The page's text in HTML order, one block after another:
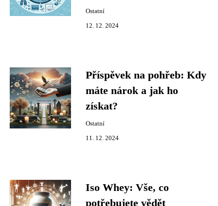
Ostatní
12. 12. 2024
Příspěvek na pohřeb: Kdy
máte nárok a jak ho
získat?
Ostatní
11. 12. 2024
Iso Whey: Vše, co
potřebujete vědět